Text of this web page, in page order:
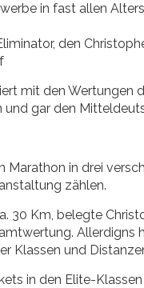
in fast allen
den
mit den Wertungen
gar den
in drei
zählen.
30 Km, belegte
Allerdigns
Klassen und
in den Elite-